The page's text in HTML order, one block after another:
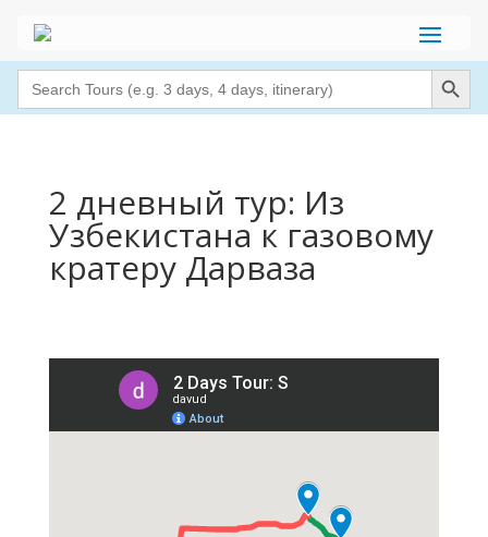
Search
for:
Search Button
2 дневный тур: Из
Узбекистана к газовому
кратеру Дарваза